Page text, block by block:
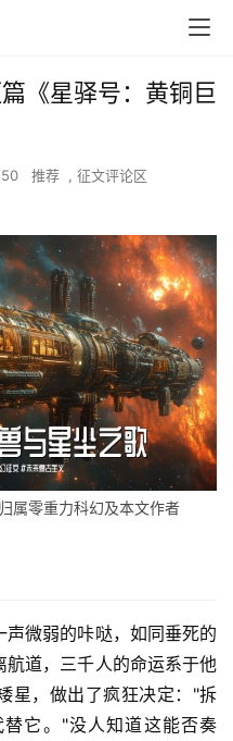
《星驿号：黄铜巨
推荐 , 征文评论区
属零重力科幻及本文作者
微弱的咔哒，如同垂死的
道，三千人的命运系于他
星，做出了疯狂决定："拆
它。"没人知道这能否奏